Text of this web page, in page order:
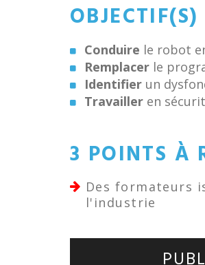
OBJECTIF(S)
Conduire le robot
Remplacer le
Identifier un
Travailler en
3 POINTS À
Des formateurs
l'industrie